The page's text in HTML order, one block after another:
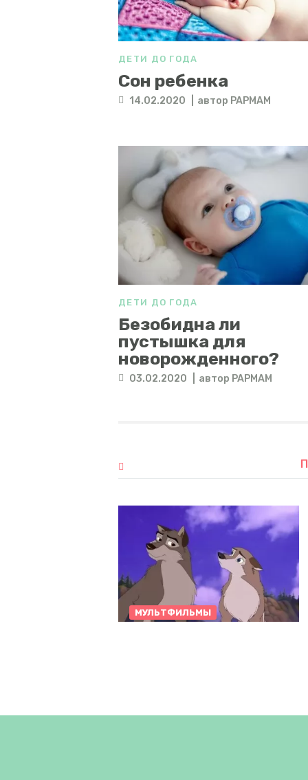
ДЕТИ ДО ГОДА
Сон ребенка
14.02.2020 автор PAPMAM
ДЕТИ ДО ГОДА
Безобидна ли
пустышка для
новорожденного?
03.02.2020 автор PAPMAM
МУЛЬТФИЛЬМЫ